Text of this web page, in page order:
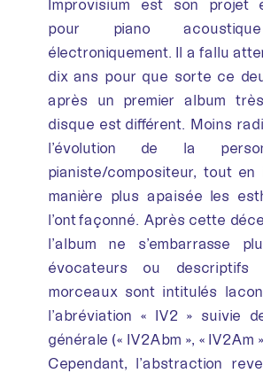
Improvisium est son projet
pour piano
électroniquement. Il a fallu
dix ans pour que sorte ce
après un premier album
disque est différent. Moins
l’évolution de la
pianiste/compositeur, tout en
manière plus apaisée les
l’ont façonné. Après cette
l’album ne s’embarrasse
évocateurs ou
morceaux sont intitulés
l’abréviation « IV2 » suivie
générale (« IV2Abm », « IV2Am
Cependant, l’abstraction